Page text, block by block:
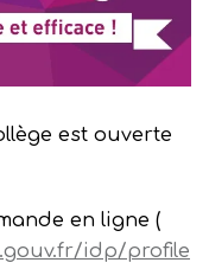
est ouverte
en ligne (
idp/profile